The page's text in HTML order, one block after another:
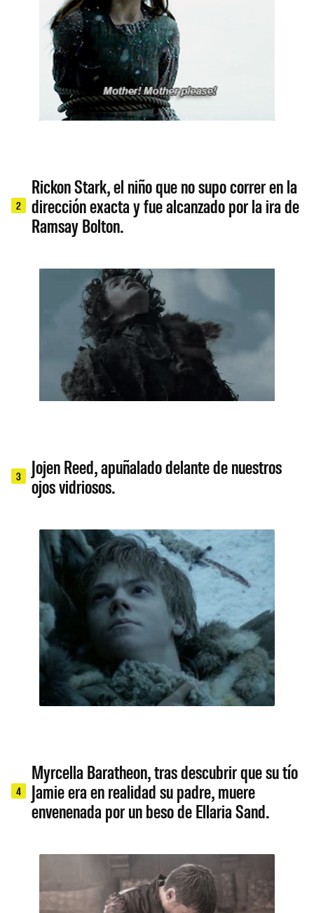
2
Rickon Stark, el niño que no supo correr en la
dirección exacta y fue alcanzado por la ira de
Ramsay Bolton.
3
Jojen Reed, apuñalado delante de nuestros
ojos vidriosos.
4
Myrcella Baratheon, tras descubrir que su tío
Jamie era en realidad su padre, muere
envenenada por un beso de Ellaria Sand.